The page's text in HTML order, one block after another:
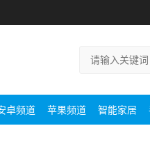
卓频道 苹果频道 智能家居